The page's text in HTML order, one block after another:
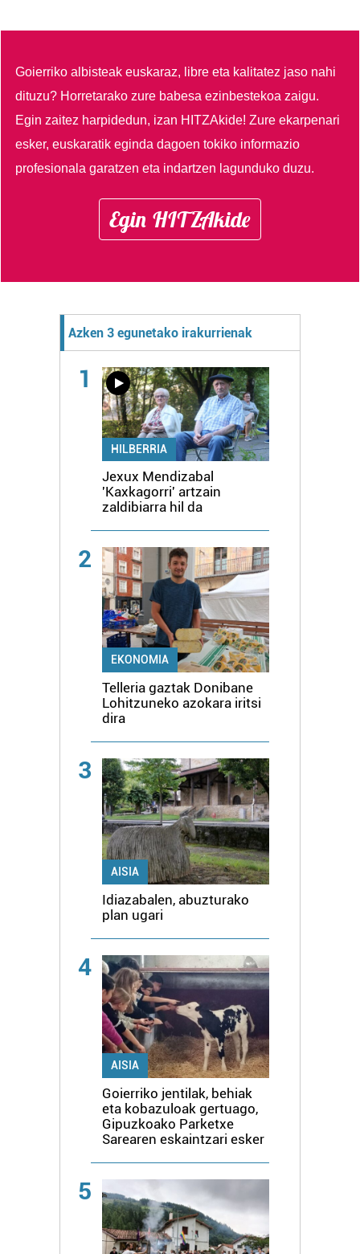
Goierriko albisteak euskaraz, libre eta kalitatez jaso nahi
dituzu? Horretarako zure babesa ezinbestekoa zaigu.
Egin zaitez harpidedun, izan HITZAkide!Zure ekarpenari
esker, euskaratik eginda dagoen tokiko informazio
profesionala garatzen eta indartzen lagunduko duzu.
Egin HITZAkide
Azken 3 egunetako irakurrienak
1
HILBERRIA
Jexux Mendizabal
'Kaxkagorri' artzain
zaldibiarra hil da
2
EKONOMIA
Telleria gaztak Donibane
Lohitzuneko azokara iritsi
dira
3
AISIA
Idiazabalen, abuzturako
plan ugari
4
AISIA
Goierriko jentilak, behiak
eta kobazuloak gertuago,
Gipuzkoako Parketxe
Sarearen eskaintzari esker
5